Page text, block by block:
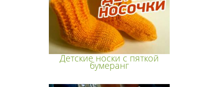
Детские носки с пяткой
бумеранг